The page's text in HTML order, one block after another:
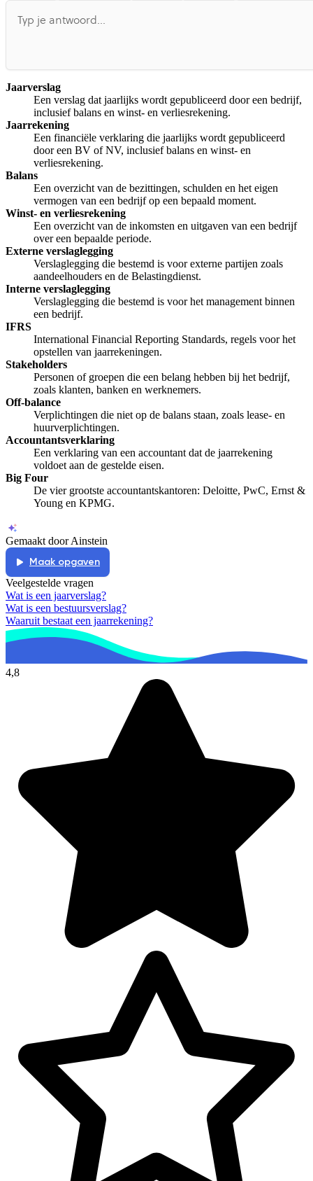
Jaarverslag
Een verslag dat jaarlijks wordt gepubliceerd door een bedrijf,
inclusief balans en winst- en verliesrekening.
Jaarrekening
Een financiële verklaring die jaarlijks wordt gepubliceerd
door een BV of NV, inclusief balans en winst- en
verliesrekening.
Balans
Een overzicht van de bezittingen, schulden en het eigen
vermogen van een bedrijf op een bepaald moment.
Winst- en verliesrekening
Een overzicht van de inkomsten en uitgaven van een bedrijf
over een bepaalde periode.
Externe verslaglegging
Verslaglegging die bestemd is voor externe partijen zoals
aandeelhouders en de Belastingdienst.
Interne verslaglegging
Verslaglegging die bestemd is voor het management binnen
een bedrijf.
IFRS
International Financial Reporting Standards, regels voor het
opstellen van jaarrekeningen.
Stakeholders
Personen of groepen die een belang hebben bij het bedrijf,
zoals klanten, banken en werknemers.
Off-balance
Verplichtingen die niet op de balans staan, zoals lease- en
huurverplichtingen.
Accountantsverklaring
Een verklaring van een accountant dat de jaarrekening
voldoet aan de gestelde eisen.
Big Four
De vier grootste accountantskantoren: Deloitte, PwC, Ernst &
Young en KPMG.
Gemaakt door Ainstein
Maak opgaven
Veelgestelde vragen
Wat is een jaarverslag?
Wat is een bestuursverslag?
Waaruit bestaat een jaarrekening?
4,8